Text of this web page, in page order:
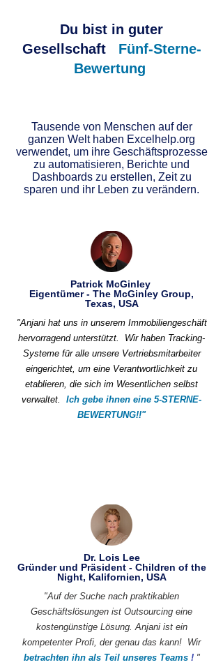
Du bist in guter
Gesellschaft
Fünf-Sterne-
Bewertung
Tausende von Menschen auf der
ganzen Welt haben Excelhelp.org
verwendet, um ihre Geschäftsprozesse
zu automatisieren, Berichte und
Dashboards zu erstellen, Zeit zu
sparen und ihr Leben zu verändern.
Patrick McGinley
Eigentümer - The McGinley Group,
Texas, USA
"Anjani hat uns in unserem Immobiliengeschäft
hervorragend unterstützt.
Wir haben Tracking-
Systeme für alle unsere Vertriebsmitarbeiter
eingerichtet, um eine Verantwortlichkeit zu
etablieren, die sich im Wesentlichen selbst
verwaltet.
Ich gebe ihnen eine 5-STERNE-
BEWERTUNG!!"
Dr. Lois Lee
Gründer und Präsident - Children of the
Night, Kalifornien, USA
"Auf der Suche nach praktikablen
Geschäftslösungen ist Outsourcing eine
kostengünstige Lösung. Anjani ist ein
kompetenter Profi, der genau das kann! Wir
betrachten ihn als Teil unseres Teams ! "